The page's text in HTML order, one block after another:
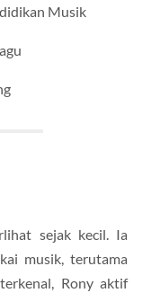
Musik
sejak kecil. Ia
musik, terutama
Rony aktif